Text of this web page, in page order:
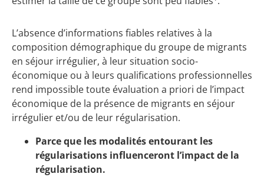
L’absence d’informations fiables relatives à la
composition démographique du groupe de migrants
en séjour irrégulier, à leur situation socio-
économique ou à leurs qualifications professionnelles
rend impossible toute évaluation a priori de l’impact
économique de la présence de migrants en séjour
irrégulier et/ou de leur régularisation.
Parce que les modalités entourant les
régularisations influenceront l’impact de la
régularisation.